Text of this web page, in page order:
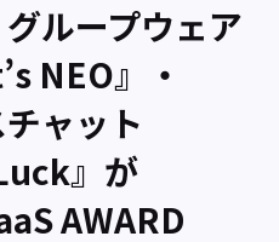
ループウェア
NEO』・
ャット
』が
AWARD